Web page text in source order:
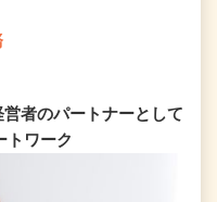
営者のパートナーとして
トワーク